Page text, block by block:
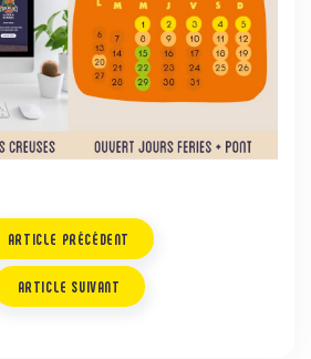
ARTICLE PRÉCÉDENT
ARTICLE SUIVANT